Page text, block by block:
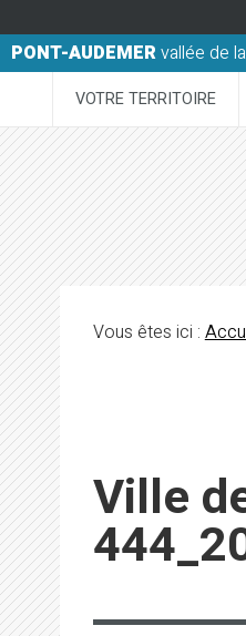
PONT-AUDEMERvallée de
VOTRE TERRITOIRE
Vous êtes ici :
Ville